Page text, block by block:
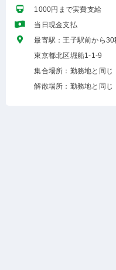
1000円まで実費支給
当日現金支払
最寄駅：王子駅前から30
東京都北区堀船1-1-9
集合場所：勤務地と同じ
解散場所：勤務地と同じ